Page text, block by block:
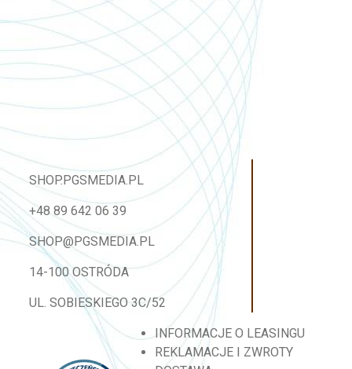
SHOP.PGSMEDIA.PL
+48 89 642 06 39
SHOP@PGSMEDIA.PL
14-100 OSTRÓDA
UL. SOBIESKIEGO 3C/52
INFORMACJE O LEASINGU
REKLAMACJE I ZWROTY